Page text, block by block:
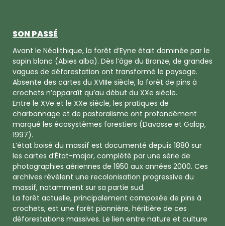
SON PASSÉ
Avant le Néolithique, la forêt d’Eyne était dominée par le
sapin blanc (Abies alba). Dès l’âge du Bronze, de grandes
vagues de déforestation ont transformé le paysage.
Absente des cartes du XVIIIe siècle, la forêt de pins à
crochets n’apparaît qu’au début du XXe siècle.
Entre le XVe et le XXe siècle, les pratiques de
charbonnage et de pastoralisme ont profondément
marqué les écosystèmes forestiers (Davasse et Galop,
1997).
L’état boisé du massif est documenté depuis 1880 sur
les cartes d’État-major, complété par une série de
photographies aériennes de 1950 aux années 2000. Ces
archives révèlent une recolonisation progressive du
massif, notamment sur sa partie sud.
La forêt actuelle, principalement composée de pins à
crochets, est une forêt pionnière, héritière de ces
déforestations massives. Le lien entre nature et culture